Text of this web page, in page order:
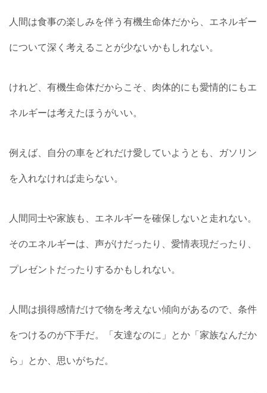
人間は食事の楽しみを伴う有機生命体だから、エネルギー
について深く考えることが少ないかもしれない。
けれど、有機生命体だからこそ、肉体的にも愛情的にもエ
ネルギーは考えたほうがいい。
例えば、自分の車をどれだけ愛していようとも、ガソリン
を入れなければ走らない。
人間同士や家族も、エネルギーを確保しないと走れない。
そのエネルギーは、声がけだったり、愛情表現だったり、
プレゼントだったりするかもしれない。
人間は損得感情だけで物を考えない傾向があるので、条件
をつけるのが下手だ。「友達なのに」とか「家族なんだか
ら」とか、思いがちだ。